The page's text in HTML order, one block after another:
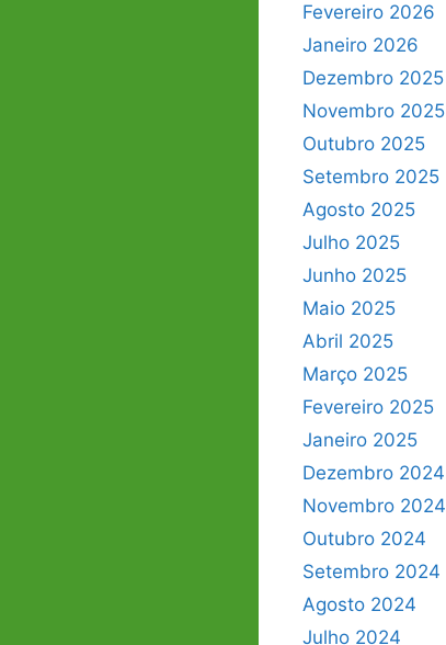
Fevereiro 2026
Janeiro 2026
Dezembro 2025
Novembro 2025
Outubro 2025
Setembro 2025
Agosto 2025
Julho 2025
Junho 2025
Maio 2025
Abril 2025
Março 2025
Fevereiro 2025
Janeiro 2025
Dezembro 2024
Novembro 2024
Outubro 2024
Setembro 2024
Agosto 2024
Julho 2024